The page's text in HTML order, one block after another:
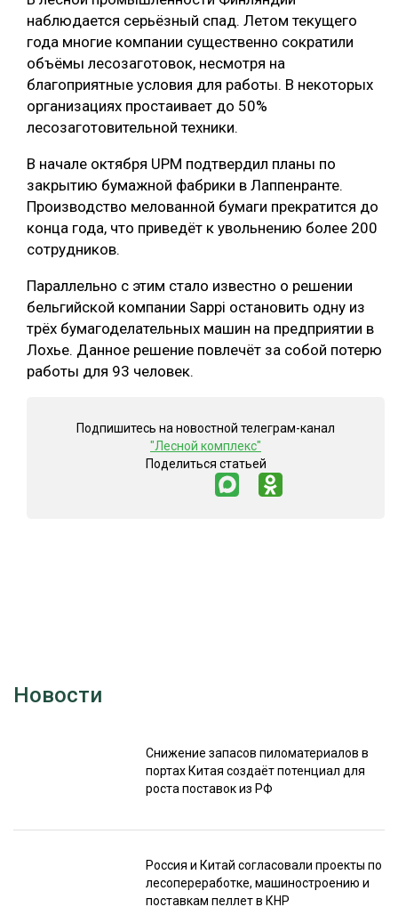
наблюдается серьёзный спад. Летом текущего
года многие компании существенно сократили
объёмы лесозаготовок, несмотря на
благоприятные условия для работы. В некоторых
организациях простаивает до 50%
лесозаготовительной техники.
В начале октября UPM подтвердил планы по
закрытию бумажной фабрики в Лаппенранте.
Производство мелованной бумаги прекратится до
конца года, что приведёт к увольнению более 200
сотрудников.
Параллельно с этим стало известно о решении
бельгийской компании Sappi остановить одну из
трёх бумагоделательных машин на предприятии в
Лохье. Данное решение повлечёт за собой потерю
работы для 93 человек.
Подпишитесь на новостной телеграм-канал
"Лесной комплекс"
Поделиться статьей
Новости
Снижение запасов пиломатериалов в
портах Китая создаёт потенциал для
роста поставок из РФ
Россия и Китай согласовали проекты по
лесопереработке, машиностроению и
поставкам пеллет в КНР